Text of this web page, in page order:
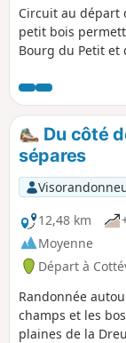
Circuit au départ
petit bois
Bourg du Petit et
Cressieusemare.
Du côté
sépares
12,48 km
Moyenne
Départ à
Randonnée
champs et les
plaines de la